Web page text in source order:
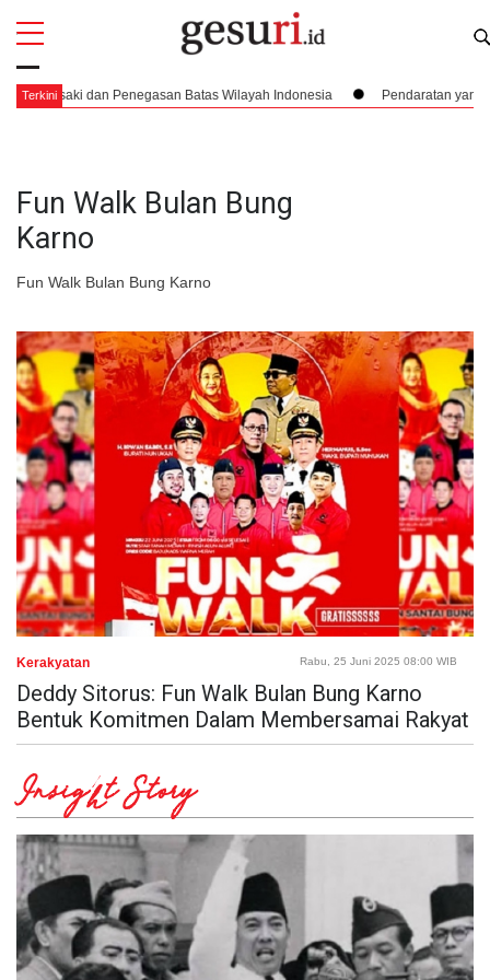
Terkinidan Penegasan Batas Wilayah Indonesia Pendaratan yang
Fun Walk Bulan Bung
Karno
Fun Walk Bulan Bung Karno
All
Kerakyatan Rabu, 25 Juni 2025 08:00 WIB
Deddy Sitorus: Fun Walk Bulan Bung Karno
Bentuk Komitmen Dalam Membersamai Rakyat
Insight Story